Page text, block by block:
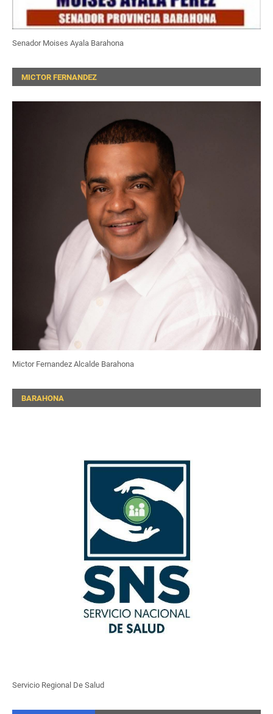
Senador Moises Ayala Barahona
MICTOR FERNANDEZ
Mictor Fernandez Alcalde Barahona
BARAHONA
Servicio Regional De Salud